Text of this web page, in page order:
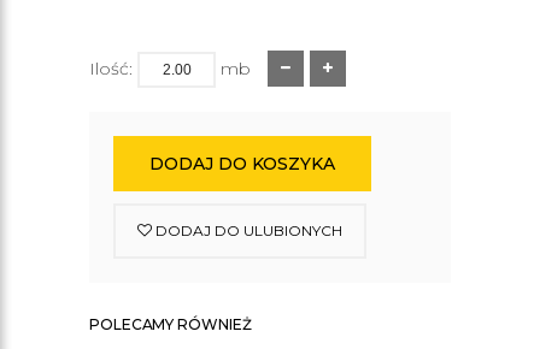
Ilość: mb
DODAJ DO KOSZYKA
DODAJ DO ULUBIONYCH
POLECAMY RÓWNIEŻ